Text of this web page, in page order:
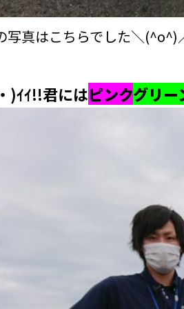
真はこちらでした＼(^o^)
ｲｲ!!君にはピンクグリー